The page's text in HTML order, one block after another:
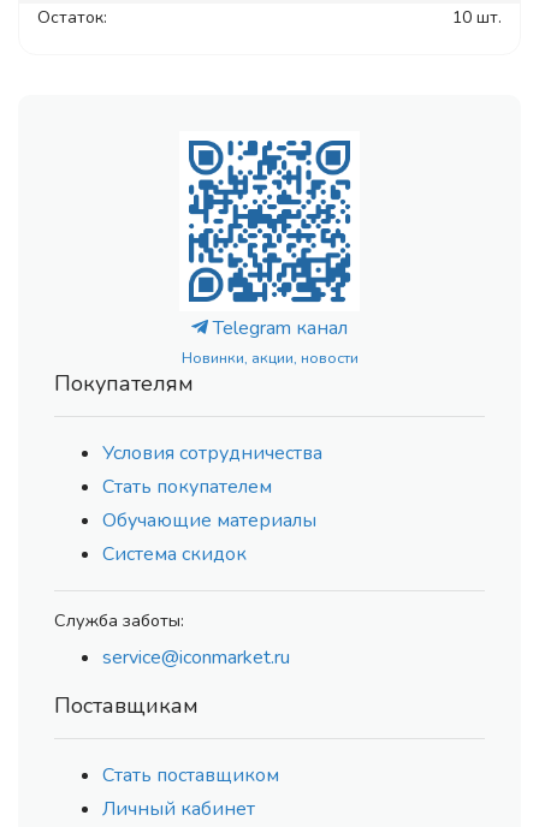
Остаток:
10 шт.
Telegram канал
Новинки, акции, новости
Покупателям
Условия сотрудничества
Стать покупателем
Обучающие материалы
Система скидок
Служба заботы:
service@iconmarket.ru
Поставщикам
Стать поставщиком
Личный кабинет